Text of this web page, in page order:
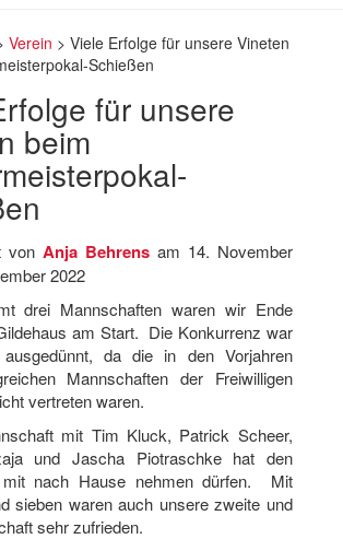
Verein > Viele Erfolge für unsere Vineten
Schießen
für unsere
beim
von Anja Behrensam 14. November
2022
drei Mannschaften waren wir Ende
am Start. Die Konkurrenz war
da die in den Vorjahren
Mannschaften der Freiwilligen
vertreten waren.
mit Tim Kluck, Patrick Scheer,
und Jascha Piotraschke hat den
mit nach Hause nehmen dürfen. Mit
sieben waren auch unsere zweite und
sehr zufrieden.